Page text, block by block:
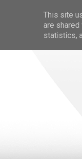
This site
are
statistics,